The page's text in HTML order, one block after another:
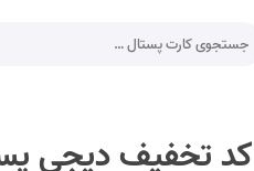
کد تخفیف دیجی